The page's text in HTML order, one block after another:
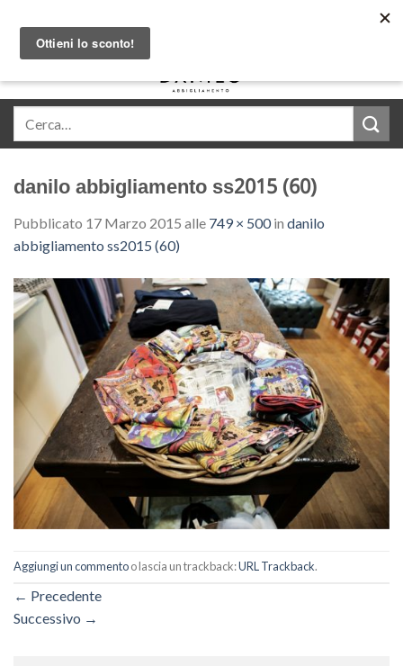
content
danilo abbigliamento ss2015 (60)
Pubblicato 17 Marzo 2015 alle 749 × 500in danilo
abbigliamento ss2015 (60)
Aggiungi un commentoo lascia un trackback:URL Trackback.
← Precedente
Successivo →